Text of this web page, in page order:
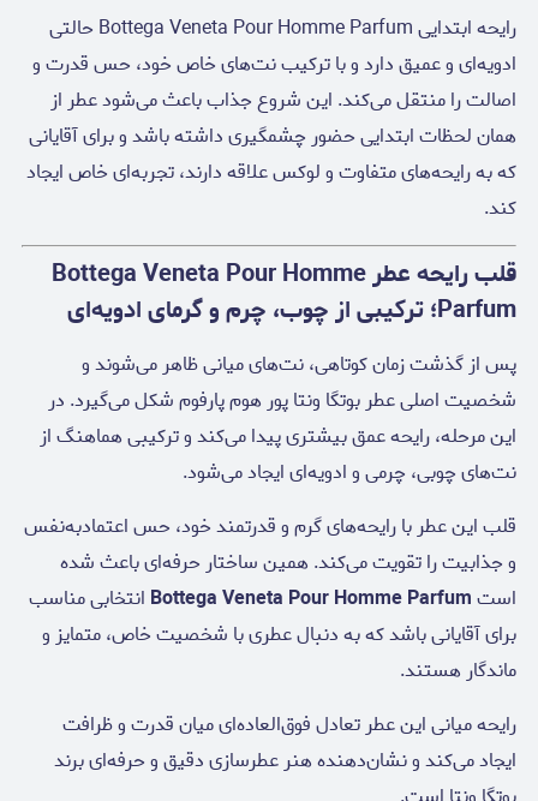
رایحه ابتدایی Bottega Veneta Pour Homme Parfum حالتی
ادویه‌ای و عمیق دارد و با ترکیب نت‌های خاص خود، حس قدرت و
اصالت را منتقل می‌کند. این شروع جذاب باعث می‌شود عطر از
همان لحظات ابتدایی حضور چشمگیری داشته باشد و برای آقایانی
که به رایحه‌های متفاوت و لوکس علاقه دارند، تجربه‌ای خاص ایجاد
کند.
قلب رایحه عطر Bottega Veneta Pour Homme
Parfum؛ ترکیبی از چوب، چرم و گرمای ادویه‌ای
پس از گذشت زمان کوتاهی، نت‌های میانی ظاهر می‌شوند و
شخصیت اصلی عطر بوتگا ونتا پور هوم پارفوم شکل می‌گیرد. در
این مرحله، رایحه عمق بیشتری پیدا می‌کند و ترکیبی هماهنگ از
نت‌های چوبی، چرمی و ادویه‌ای ایجاد می‌شود.
قلب این عطر با رایحه‌های گرم و قدرتمند خود، حس اعتمادبه‌نفس
و جذابیت را تقویت می‌کند. همین ساختار حرفه‌ای باعث شده
استBottega Veneta Pour Homme Parfum انتخابی مناسب
برای آقایانی باشد که به دنبال عطری با شخصیت خاص، متمایز و
ماندگار هستند.
رایحه میانی این عطر تعادل فوق‌العاده‌ای میان قدرت و ظرافت
ایجاد می‌کند و نشان‌دهنده هنر عطرسازی دقیق و حرفه‌ای برند